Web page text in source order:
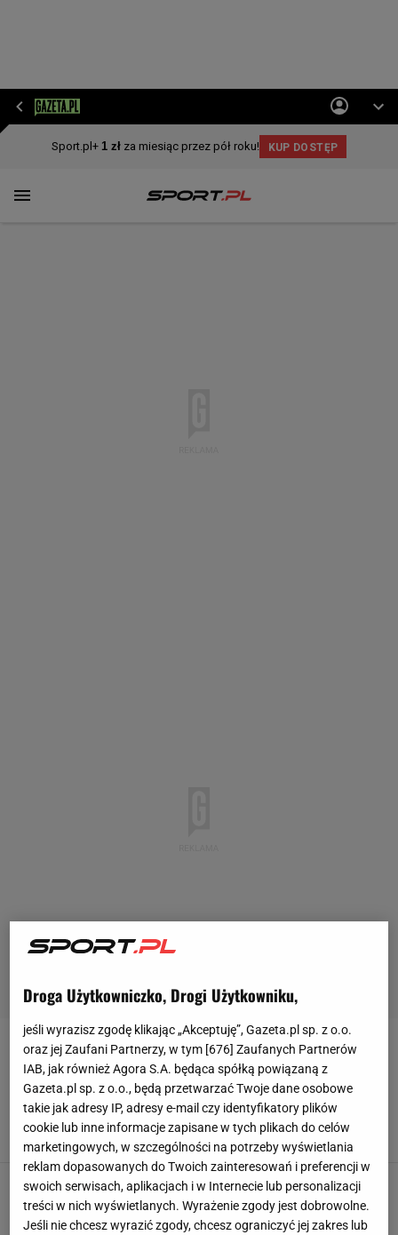
REPREZENTACJE
Grbić podjął decyzję ws. Kurka. "Powiedziałem
mu"
Szymon Szczepanik, 19 MAJA 2025, 10:17
Nowe otwarcie reprezentacji Polski. Cztery
wielkie nieobecne w kadrze
Jakub Trochimowicz,29 KWIETNIA 2025, 12:07
Droga Użytkowniczko, Drogi Użytkowniku,
jeśli wyrazisz zgodę klikając „Akceptuję”, Gazeta.pl sp. z o.o.
oraz jej Zaufani Partnerzy, w tym [676] Zaufanych Partnerów
IAB, jak również Agora S.A. będąca spółką powiązaną z
Gazeta.pl sp. z o.o., będą przetwarzać Twoje dane osobowe
takie jak adresy IP, adresy e-mail czy identyfikatory plików
cookie lub inne informacje zapisane w tych plikach do celów
marketingowych, w szczególności na potrzeby wyświetlania
reklam dopasowanych do Twoich zainteresowań i preferencji w
swoich serwisach, aplikacjach i w Internecie lub personalizacji
treści w nich wyświetlanych. Wyrażenie zgody jest dobrowolne.
Jeśli nie chcesz wyrazić zgody, chcesz ograniczyć jej zakres lub